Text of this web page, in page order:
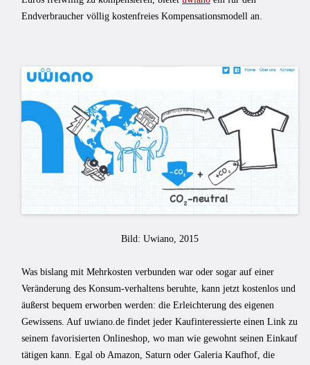
Endverbraucher völlig kostenfreies Kompensationsmodell an.
Bild: Uwiano, 2015
Was bislang mit Mehrkosten verbunden war oder sogar auf einer
Veränderung des Konsum-verhaltens beruhte, kann jetzt kostenlos und
äußerst bequem erworben werden: die Erleichterung des eigenen
Gewissens. Auf uwiano.de findet jeder Kaufinteressierte einen Link zu
seinem favorisierten Onlineshop, wo man wie gewohnt seinen Einkauf
tätigen kann. Egal ob Amazon, Saturn oder Galeria Kaufhof, die